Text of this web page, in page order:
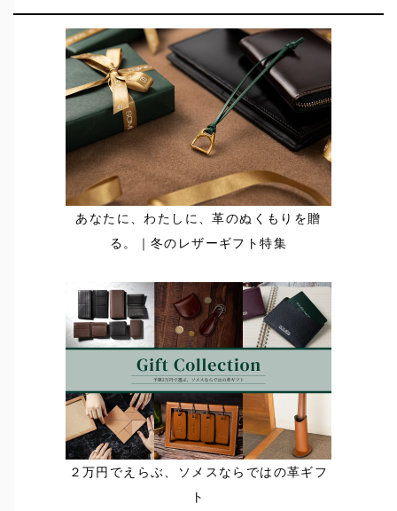
あなたに、わたしに、革のぬくもりを贈
る。｜冬のレザーギフト特集
２万円でえらぶ、ソメスならではの革ギフ
ト